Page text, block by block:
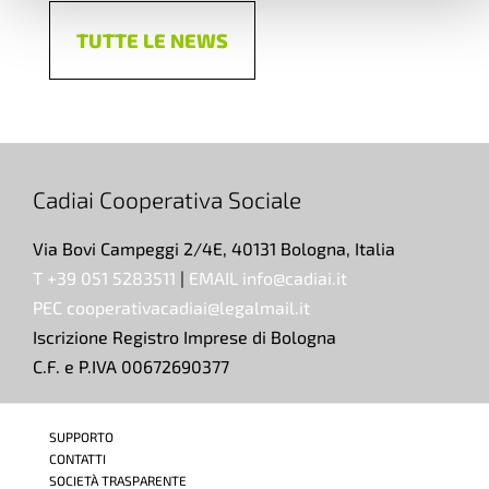
TUTTE LE NEWS
Cadiai Cooperativa Sociale
Via Bovi Campeggi 2/4E, 40131 Bologna, Italia
T +39 051 5283511 | EMAIL info@cadiai.it
PEC cooperativacadiai@legalmail.it
Iscrizione Registro Imprese di Bologna
C.F. e P.IVA 00672690377
SUPPORTO
CONTATTI
SOCIETÀ TRASPARENTE